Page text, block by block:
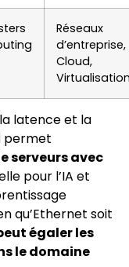
Réseaux
d’entreprise,
Cloud,
latence et la
permet
serveurs avec
pour l’IA et
qu’Ethernet soit
égaler les
le domaine